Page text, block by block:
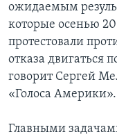
ожидаемым
которые осенью
протестовали
отказа двигаться
говорит Сергей
«Голоса Америки».
Главными